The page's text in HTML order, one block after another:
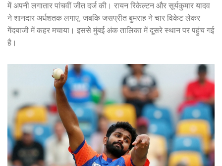
में अपनी लगातार पांचवीं जीत दर्ज की। रायन रिकेल्टन और सूर्यकुमार यादव
ने शानदार अर्धशतक लगाए, जबकि जसप्रीत बुमराह ने चार विकेट लेकर
गेंदबाजी में कहर मचाया। इससे मुंबई अंक तालिका में दूसरे स्थान पर पहुंच गई
है।